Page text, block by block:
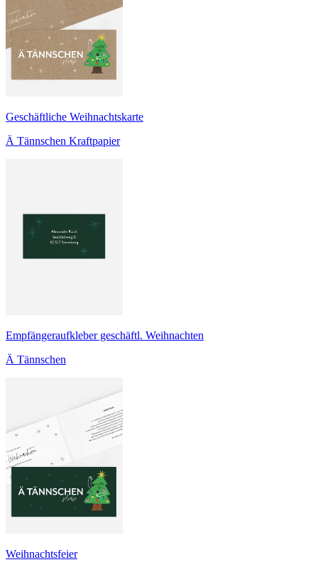
Geschäftliche Weihnachtskarte
Ä Tännschen Kraftpapier
Empfängeraufkleber geschäftl. Weihnachten
Ä Tännschen
Weihnachtsfeier